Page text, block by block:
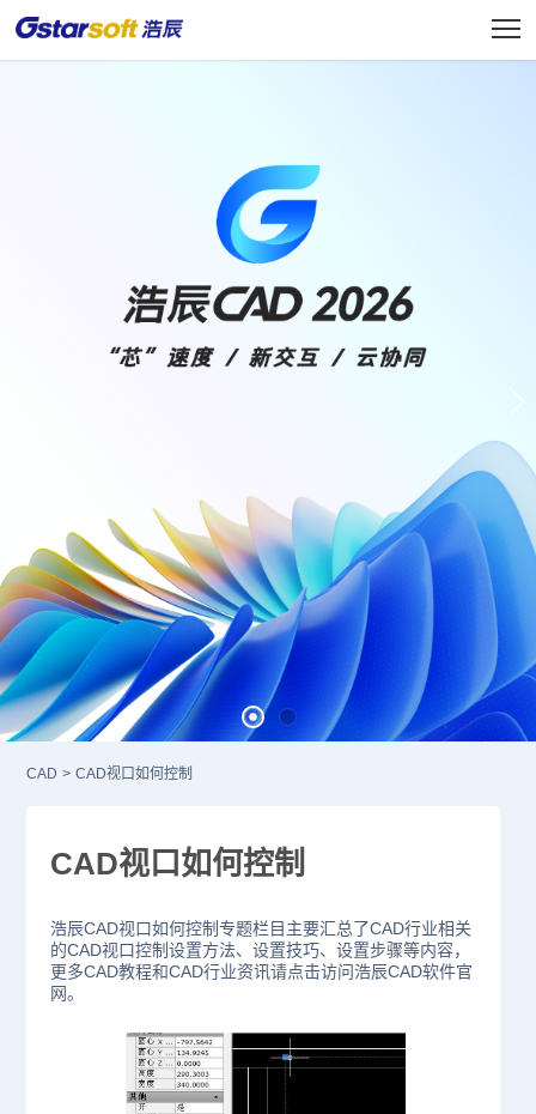
CAD > CAD视口如何控制
CAD视口如何控制
浩辰CAD视口如何控制专题栏目主要汇总了CAD行业相关
的CAD视口控制设置方法、设置技巧、设置步骤等内容，
更多CAD教程和CAD行业资讯请点击访问浩辰CAD软件官
网。